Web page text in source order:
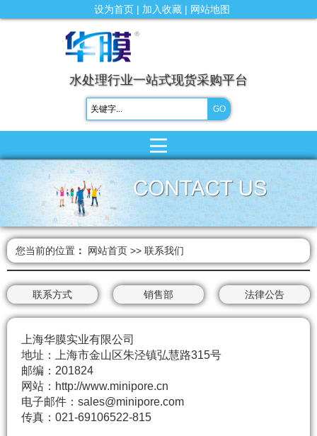
设为首页 | 加入收藏 | 网站地图
水处理行业一站式现货采购平台
您当前的位置 ： 网站首页 >> 联系我们
联系方式 销售部 法律公告
上海华膜实业有限公司
地址：上海市金山区朱泾镇弘慧路315号
邮编：201824
网站：http://www.minipore.cn
电子邮件：sales@minipore.com
传真：021-69106522-815